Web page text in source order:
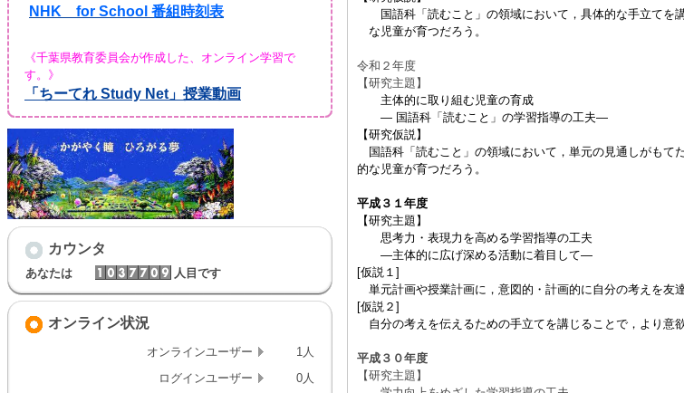
NHK for School 番組時刻表
《千葉県教育委員会が作成した、オンライン学習で
す。》
「ちーてれ Study Net」授業動画
カウンタ
あなたは 人目です
オンライン状況
オンラインユーザー
1人
ログインユーザー
0人
国語科「読むこと」の領域において，具体的な手
な児童が育つだろう。
令和２年度
【研究主題】
主体的に取り組む児童の育成
― 国語科「読むこと」の学習指導の工夫―
【研究仮説】
国語科「読むこと」の領域において，単元の見通しがもて
的な児童が育つだろう。
平成３１年度
【研究主題】
思考力・表現力を高める学習指導の工夫
―主体的に広げ深める活動に着目して―
[仮説１]
単元計画や授業計画に，意図的・計画的に自分の考えを友
[仮説２]
自分の考えを伝えるための手立てを講じることで，より意
平成３０年度
【研究主題】